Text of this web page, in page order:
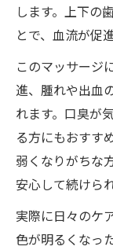
します。上下の
とで、血流が促
このマッサージ
進、腫れや出血
れます。口臭が
る方にもおすす
弱くなりがちな
安心して続けら
実際に日々のケ
色が明るくなっ